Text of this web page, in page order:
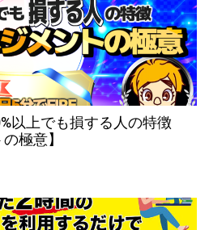
以上でも損する人の特徴
極意】